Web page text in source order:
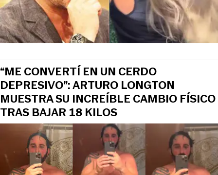
“ME CONVERTÍ EN UN CERDO
DEPRESIVO”: ARTURO LONGTON
MUESTRA SU INCREÍBLE CAMBIO FÍSICO
TRAS BAJAR 18 KILOS